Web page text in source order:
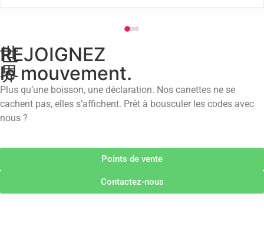
世
界
REJOIGNEZ
le mouvement.
Plus qu’une boisson, une déclaration. Nos canettes ne se
cachent pas, elles s’affichent. Prêt à bousculer les codes avec
nous ?
Points de vente
Contactez-nous